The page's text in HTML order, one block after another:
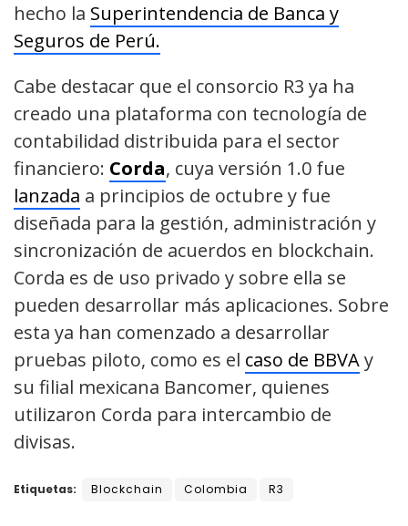
hecho la Superintendencia de Banca y
Seguros de Perú.
Cabe destacar que el consorcio R3 ya ha
creado una plataforma con tecnología de
contabilidad distribuida para el sector
financiero: Corda, cuya versión 1.0 fue
lanzada a principios de octubre y fue
diseñada para la gestión, administración y
sincronización de acuerdos en blockchain.
Corda es de uso privado y sobre ella se
pueden desarrollar más aplicaciones. Sobre
esta ya han comenzado a desarrollar
pruebas piloto, como es el caso de BBVAy
su filial mexicana Bancomer, quienes
utilizaron Corda para intercambio de
divisas.
Etiquetas: Blockchain Colombia R3